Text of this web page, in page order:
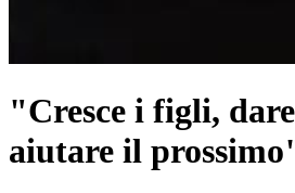
"Cresce i figli,
aiutare il